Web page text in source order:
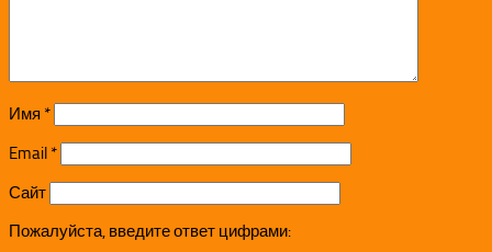
Имя *
Email *
Сайт
Пожалуйста, введите ответ цифрами: